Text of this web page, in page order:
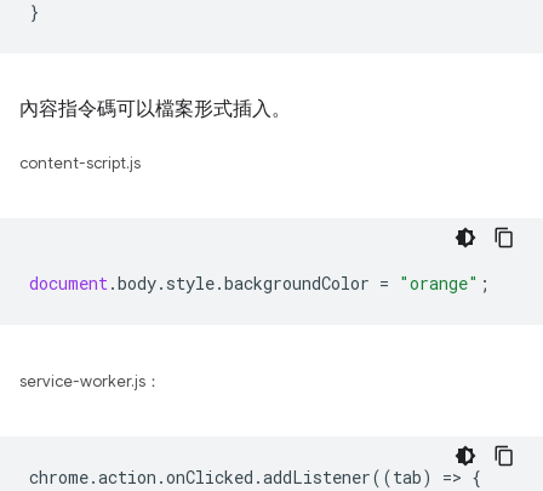
內容指令碼可以檔案形式插入。
content-script.js
document.body. style.backgroundColor = "orange" ;
service-worker.js：
chrome.action .onClicked .addListener((tab) => {